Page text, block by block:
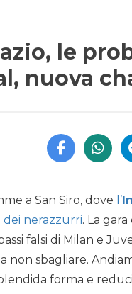
le
nuova
a San Siro, dove l’
dei nerazzurri. La
falsi di Milan e
non sbagliare.
forma e